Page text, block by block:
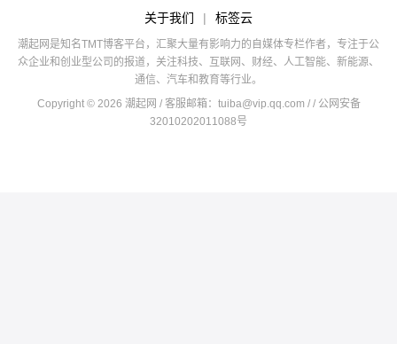
关于我们 | 标签云
潮起网是知名TMT博客平台，汇聚大量有影响力的自媒体专栏作者，专注于公
众企业和创业型公司的报道，关注科技、互联网、财经、人工智能、新能源、
通信、汽车和教育等行业。
Copyright © 2026 潮起网 / 客服邮箱： tuiba@vip.qq.com / / 公网安备
32010202011088号